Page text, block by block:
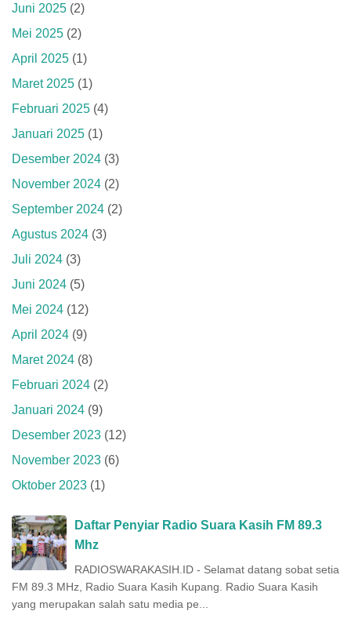
Juni 2025 (2)
Mei 2025 (2)
April 2025 (1)
Maret 2025 (1)
Februari 2025 (4)
Januari 2025 (1)
Desember 2024 (3)
November 2024 (2)
September 2024 (2)
Agustus 2024 (3)
Juli 2024 (3)
Juni 2024 (5)
Mei 2024 (12)
April 2024 (9)
Maret 2024 (8)
Februari 2024 (2)
Januari 2024 (9)
Desember 2023 (12)
November 2023 (6)
Oktober 2023 (1)
Daftar Penyiar Radio Suara Kasih FM 89.3
Mhz
RADIOSWARAKASIH.ID - Selamat datang sobat setia
FM 89.3 MHz, Radio Suara Kasih Kupang. Radio Suara Kasih
yang merupakan salah satu media pe...